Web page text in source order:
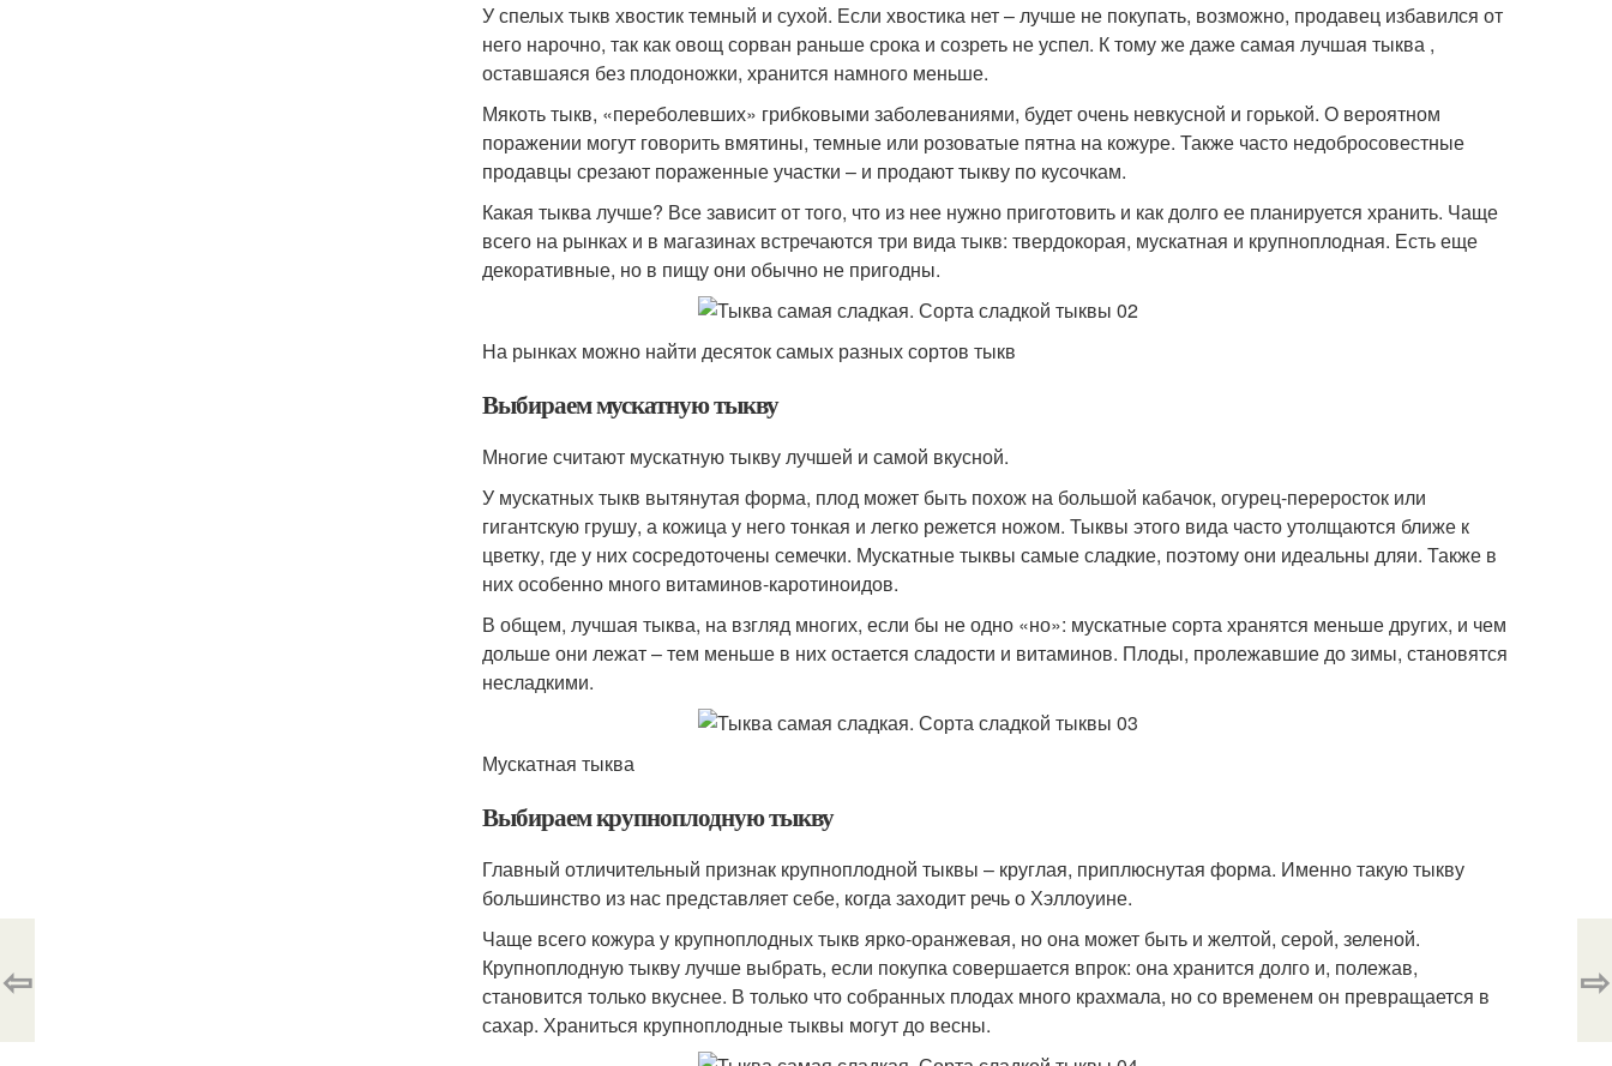
У спелых тыкв хвостик темный и сухой. Если хвостика нет – лучше не покупать, возможно, продавец избавился от
него нарочно, так как овощ сорван раньше срока и созреть не успел. К тому же даже самая лучшая тыква ,
оставшаяся без плодоножки, хранится намного меньше.
Мякоть тыкв, «переболевших» грибковыми заболеваниями, будет очень невкусной и горькой. О вероятном
поражении могут говорить вмятины, темные или розоватые пятна на кожуре. Также часто недобросовестные
продавцы срезают пораженные участки – и продают тыкву по кусочкам.
Какая тыква лучше? Все зависит от того, что из нее нужно приготовить и как долго ее планируется хранить. Чаще
всего на рынках и в магазинах встречаются три вида тыкв: твердокорая, мускатная и крупноплодная. Есть еще
декоративные, но в пищу они обычно не пригодны.
На рынках можно найти десяток самых разных сортов тыкв
Выбираем мускатную тыкву
Многие считают мускатную тыкву лучшей и самой вкусной.
У мускатных тыкв вытянутая форма, плод может быть похож на большой кабачок, огурец-переросток или
гигантскую грушу, а кожица у него тонкая и легко режется ножом. Тыквы этого вида часто утолщаются ближе к
цветку, где у них сосредоточены семечки. Мускатные тыквы самые сладкие, поэтому они идеальны дляи. Также в
них особенно много витаминов-каротиноидов.
В общем, лучшая тыква, на взгляд многих, если бы не одно «но»: мускатные сорта хранятся меньше других, и чем
дольше они лежат – тем меньше в них остается сладости и витаминов. Плоды, пролежавшие до зимы, становятся
несладкими.
Мускатная тыква
Выбираем крупноплодную тыкву
Главный отличительный признак крупноплодной тыквы – круглая, приплюснутая форма. Именно такую тыкву
большинство из нас представляет себе, когда заходит речь о Хэллоуине.
Чаще всего кожура у крупноплодных тыкв ярко-оранжевая, но она может быть и желтой, серой, зеленой.
Крупноплодную тыкву лучше выбрать, если покупка совершается впрок: она хранится долго и, полежав,
становится только вкуснее. В только что собранных плодах много крахмала, но со временем он превращается в
сахар. Храниться крупноплодные тыквы могут до весны.
⇦ ⇨